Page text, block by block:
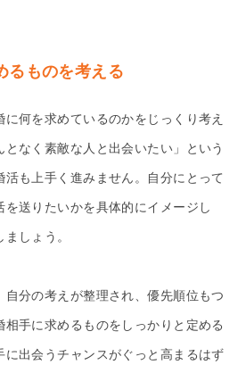
るものを考える
何を求めているのかをじっくり考え
なく素敵な人と出会いたい」という
も上手く進みません。自分にとって
送りたいかを具体的にイメージし
しょう。
分の考えが整理され、優先順位もつ
相手に求めるものをしっかりと定める
に出会うチャンスがぐっと高まるはず